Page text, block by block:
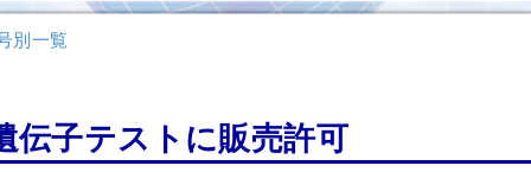
別一覧
伝子テストに販売許可